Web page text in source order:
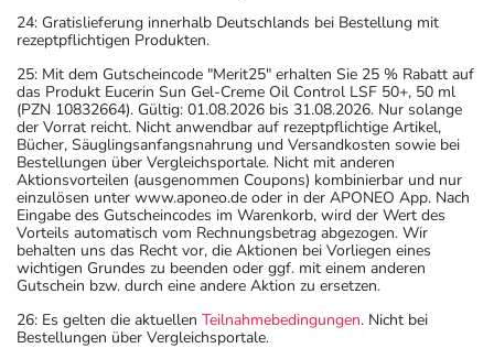
24: Gratislieferung innerhalb Deutschlands bei Bestellung mit
rezeptpflichtigen Produkten.
25: Mit dem Gutscheincode "Merit25" erhalten Sie 25 % Rabatt auf
das Produkt Eucerin Sun Gel-Creme Oil Control LSF 50+, 50 ml
(PZN 10832664). Gültig: 01.08.2026 bis 31.08.2026. Nur solange
der Vorrat reicht. Nicht anwendbar auf rezeptpflichtige Artikel,
Bücher, Säuglingsanfangsnahrung und Versandkosten sowie bei
Bestellungen über Vergleichsportale. Nicht mit anderen
Aktionsvorteilen (ausgenommen Coupons) kombinierbar und nur
einzulösen unter www.aponeo.de oder in der APONEO App. Nach
Eingabe des Gutscheincodes im Warenkorb, wird der Wert des
Vorteils automatisch vom Rechnungsbetrag abgezogen. Wir
behalten uns das Recht vor, die Aktionen bei Vorliegen eines
wichtigen Grundes zu beenden oder ggf. mit einem anderen
Gutschein bzw. durch eine andere Aktion zu ersetzen.
26: Es gelten die aktuellen Teilnahmebedingungen. Nicht bei
Bestellungen über Vergleichsportale.